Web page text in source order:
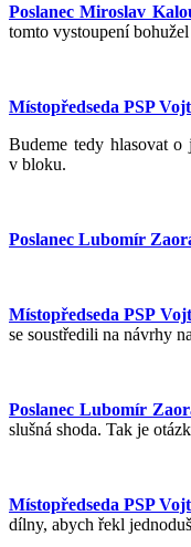
Poslanec Miroslav
tomto vystoupení
Místopředseda PSP
Budeme tedy hlasovat o
v bloku.
Poslanec Lubomír
Místopředseda PSP
se soustředili na návrhy
Poslanec Lubomír
slušná shoda. Tak je
Místopředseda PSP
dílny, abych řekl